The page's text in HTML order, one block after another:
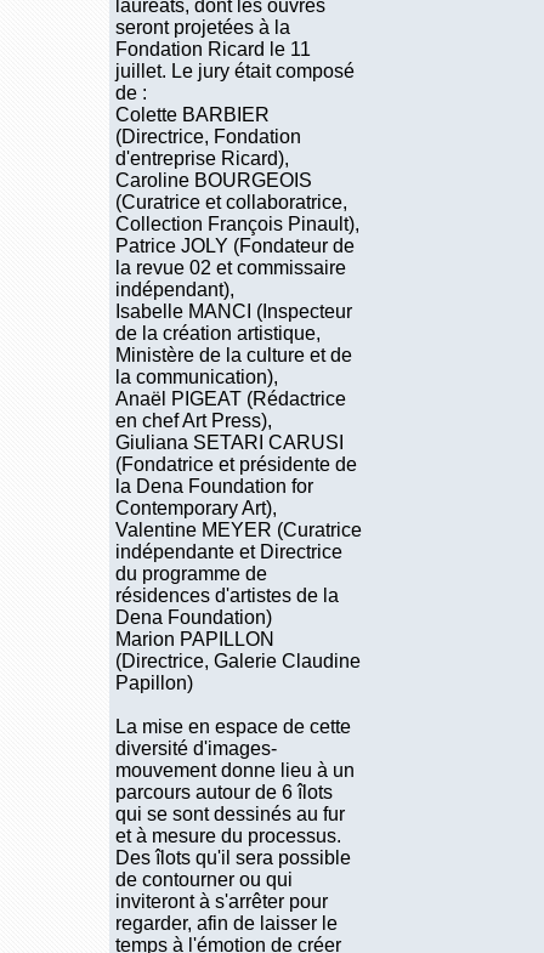
lauréats, dont les ouvres
seront projetées à la
Fondation Ricard le 11
juillet. Le jury était composé
de :
Colette BARBIER
(Directrice, Fondation
d'entreprise Ricard),
Caroline BOURGEOIS
(Curatrice et collaboratrice,
Collection François Pinault),
Patrice JOLY (Fondateur de
la revue 02 et commissaire
indépendant),
Isabelle MANCI (Inspecteur
de la création artistique,
Ministère de la culture et de
la communication),
Anaël PIGEAT (Rédactrice
en chef Art Press),
Giuliana SETARI CARUSI
(Fondatrice et présidente de
la Dena Foundation for
Contemporary Art),
Valentine MEYER (Curatrice
indépendante et Directrice
du programme de
résidences d'artistes de la
Dena Foundation)
Marion PAPILLON
(Directrice, Galerie Claudine
Papillon)
La mise en espace de cette
diversité d'images-
mouvement donne lieu à un
parcours autour de 6 îlots
qui se sont dessinés au fur
et à mesure du processus.
Des îlots qu'il sera possible
de contourner ou qui
inviteront à s'arrêter pour
regarder, afin de laisser le
temps à l'émotion de créer